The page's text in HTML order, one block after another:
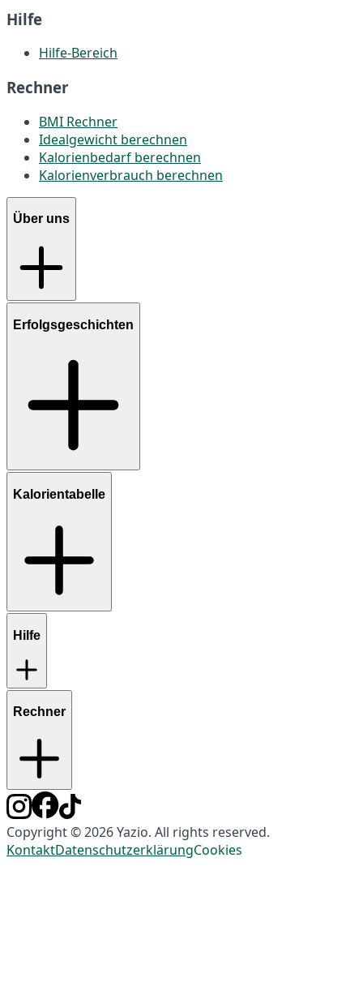
Hilfe
Hilfe-Bereich
Rechner
BMI Rechner
Idealgewicht berechnen
Kalorienbedarf berechnen
Kalorienverbrauch berechnen
Über uns
Erfolgsgeschichten
Kalorientabelle
Hilfe
Rechner
Copyright © 2026 Yazio. All rights reserved.
KontaktDatenschutzerklärungCookies